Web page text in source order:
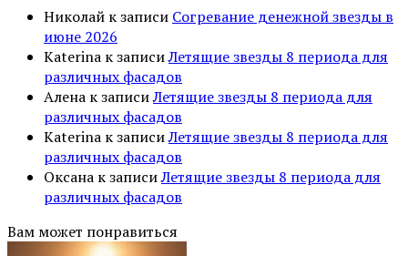
Николай к записи Согревание денежной звезды в
июне 2026
Katerina к записиЛетящие звезды 8 периода для
различных фасадов
Алена к записиЛетящие звезды 8 периода для
различных фасадов
Katerina к записиЛетящие звезды 8 периода для
различных фасадов
Оксана к записиЛетящие звезды 8 периода для
различных фасадов
Вам может понравиться